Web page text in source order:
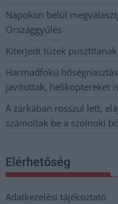
Napokon belül
Országgyűlés
Kiterjedt tüzek
Harmadfokú
javítottak, helikoptereket
A zárkában rosszul lett,
számoltak be a szolnoki
Elérhetőség
Adatkezelési tájékoztató